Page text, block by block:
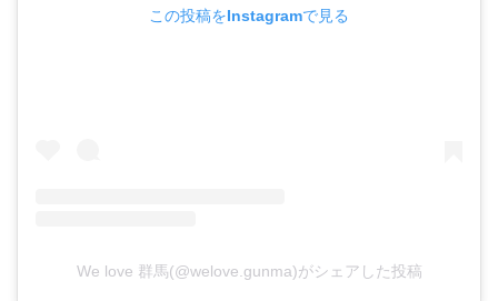
この投稿をInstagramで見る
We love 群馬(@welove.gunma)がシェアした投稿